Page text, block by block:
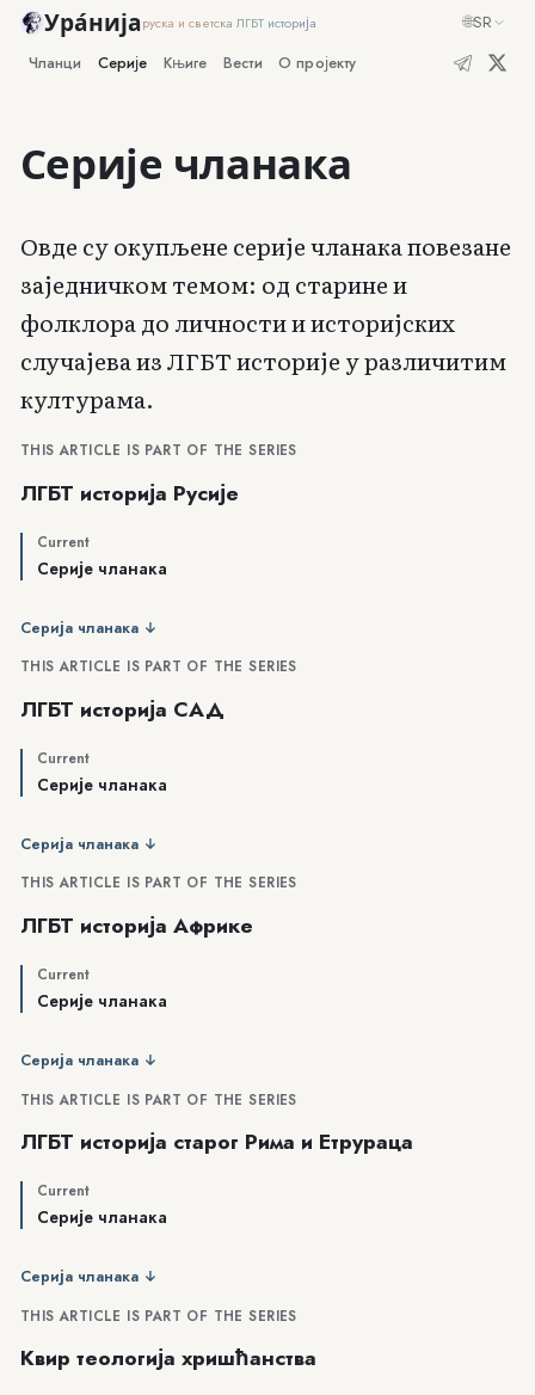
Ура́нијаруска и светска ЛГБТ историја 🌐SR
Чланци Серије Књиге Вести О пројекту
Серије чланака
Овде су окупљене серије чланака повезане
заједничком темом: од старине и
фолклора до личности и историјских
случајева из ЛГБТ историје у различитим
културама.
THIS ARTICLE IS PART OF THE SERIES
ЛГБТ историја Русије
Current
Серије чланака
Серија чланака ↓
THIS ARTICLE IS PART OF THE SERIES
ЛГБТ историја САД
Current
Серије чланака
Серија чланака ↓
THIS ARTICLE IS PART OF THE SERIES
ЛГБТ историја Африке
Current
Серије чланака
Серија чланака ↓
THIS ARTICLE IS PART OF THE SERIES
ЛГБТ историја старог Рима и Етрураца
Current
Серије чланака
Серија чланака ↓
THIS ARTICLE IS PART OF THE SERIES
Квир теологија хришћанства